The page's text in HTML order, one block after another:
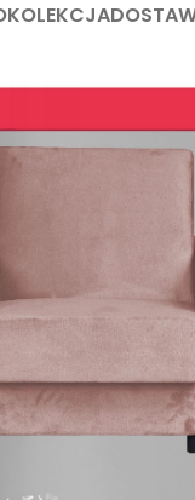
KOLEKCJA